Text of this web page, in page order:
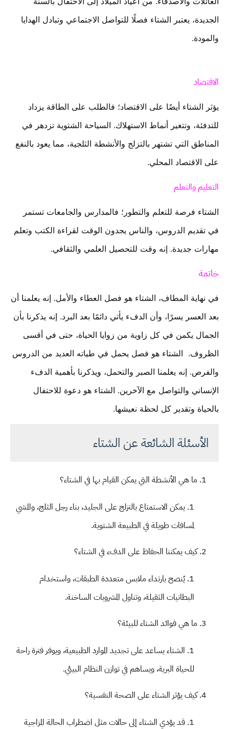
الجديدة، يعتبر الشتاء فصلًا للتواصل الاجتماعي وتبادل الهدايا
والمودة.
الاقتصاد
يؤثر الشتاء أيضًا على الاقتصاد؛ فالطلب على الطاقة يزداد
للتدفئة، وتتغير أنماط الاستهلاك. السياحة الشتوية تزدهر في
المناطق التي تشتهر بالتزلج والأنشطة الثلجية، مما يعود بالنفع
على الاقتصاد المحلي.
التعليم والتعلم
الشتاء فرصة للتعلم والتطور؛ فالمدارس والجامعات تستمر
في تقديم الدروس، والناس يجدون الوقت لقراءة الكتب وتعلم
مهارات جديدة. إنه وقت للتحصيل العلمي والثقافي.
خاتمة
في نهاية المطاف، الشتاء هو فصل العطاء والأمل. إنه يعلمنا أن
بعد العسر يسرًا، وأن الدفء يأتي دائمًا بعد البرد. إنه يذكرنا بأن
الجمال يكمن في كل زاوية من زوايا الحياة، حتى في أقسى
الظروف. الشتاء هو فصل يحمل في طياته العديد من الدروس
والفرص. إنه يعلمنا الصبر والتحمل، ويذكرنا بأهمية الدفء
الإنساني والتواصل مع الآخرين. الشتاء هو دعوة للاحتفال
بالحياة وتقدير كل لحظة نعيشها.
الأسئلة الشائعة عن الشتاء
ما هي الأنشطة التي يمكن القيام بها في الشتاء؟
يمكن الاستمتاع بالتزلج على الجليد، بناء رجل الثلج، والمشي
لمسافات طويلة في الطبيعة الشتوية.
كيف يمكننا الحفاظ على الدفء في الشتاء؟
يُنصح بارتداء ملابس متعددة الطبقات، واستخدام
البطانيات الثقيلة، وتناول المشروبات الساخنة.
ما هي فوائد الشتاء للبيئة؟
الشتاء يساعد على تجديد الموارد الطبيعية، ويوفر فترة راحة
للحياة البرية، ويساهم في توازن النظام البيئي.
كيف يؤثر الشتاء على الصحة النفسية؟
قد يؤدي الشتاء إلى حالات مثل اضطراب الحالة المزاجية